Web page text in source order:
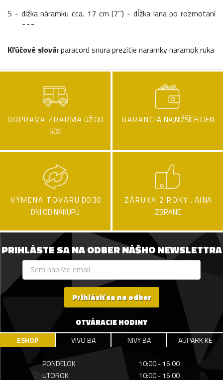
S - dlžka náramku cca. 17 cm (7´´) - dĺžka lana po rozmotaní
cca. 225 cm
cca. 265 cm
L - dlžka náramku cca. 23 cm (9´´) - dĺžka lana po rozmotaní
odmerajte si hrúbku vášho zápästia a tak si jednoducho určite vašu
Kľúčové slová:paracord snura prezitie naramky naramok ruka
DOPRAVA ZDARMA UŽ OD
50€
GARANCIA NAJNIŽŠÍCH CIEN
VÝMENA TOVARU DO 30
DNÍ OD NÁKUPU
ZÁRUKA 2 ROKY . AJ NA
ZBRANE
PRIHLÁSTE SA NA ODBER NÁŠHO NEWSLETTRA
Prihlásiť sa na odber
OTVÁRACIE HODINY
ESHOP VIVO BA NIVY BA AUPARK KE
PONDELOK
10:00 - 16:00
UTOROK
10:00 - 16:00